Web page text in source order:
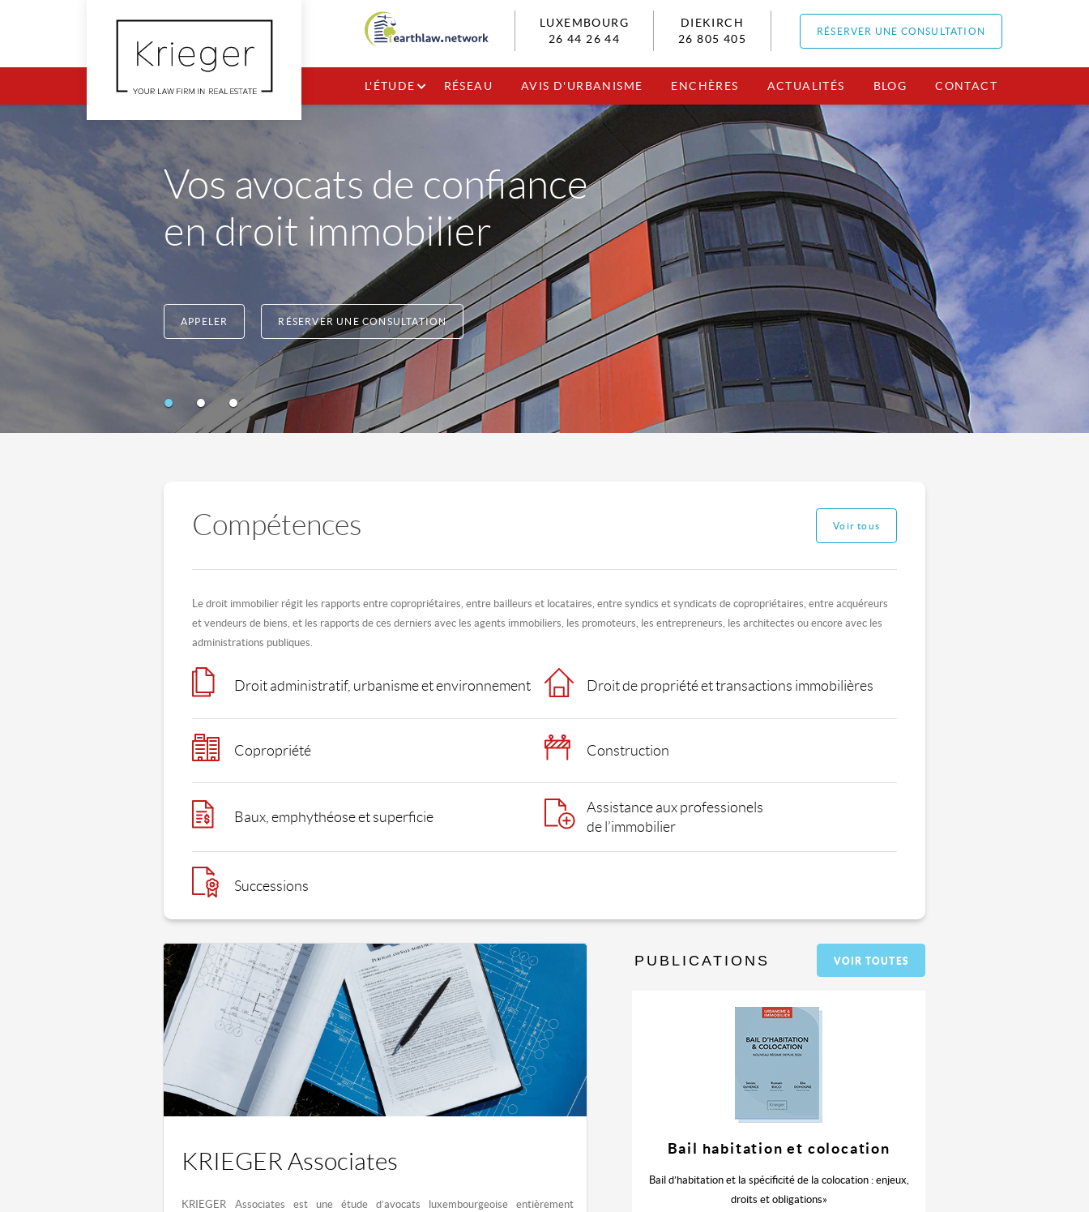
26 44 26 44
LUXEMBOURG
26 805 405
DIEKIRCH
RÉSERVER UNE CONSULTATION
L'ÉTUDE RÉSEAU AVIS D'URBANISME ENCHÈRES ACTUALITÉS BLOG CONTACT
Vos avocats de confiance
en droit immobilier
APPELER RÉSERVER UNE CONSULTATION
Compétences Voir tous
Le droit immobilier régit les rapports entre copropriétaires, entre bailleurs et locataires, entre syndics et syndicats de copropriétaires, entre acquéreurs
et vendeurs de biens, et les rapports de ces derniers avec les agents immobiliers, les promoteurs, les entrepreneurs, les architectes ou encore avec les
administrations publiques.
Droit administratif, urbanisme et environnement Droit de propriété et transactions immobilières
Copropriété Construction
Baux, emphythéose et superficie
Assistance aux professionels
de l’immobilier
Successions
KRIEGER Associates
KRIEGER Associates est une étude d’avocats luxembourgeoise entièrement
PUBLICATIONS VOIR TOUTES
Bail habitation et colocation
Bail d’habitation et la spécificité de la colocation : enjeux,
droits et obligations»